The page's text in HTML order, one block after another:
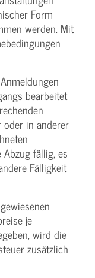
Form
werden. Mit
bearbeitet
oder in anderer
fällig, es
Fälligkeit
je
wird die
zusätzlich